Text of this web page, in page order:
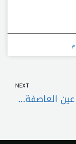
NEXT
لبنان في عين العاصفة الجيوسياسية(3-2): كواليس اتفاق واشنطن، العهدالجديد، وقلق الأقليات والكانتونات